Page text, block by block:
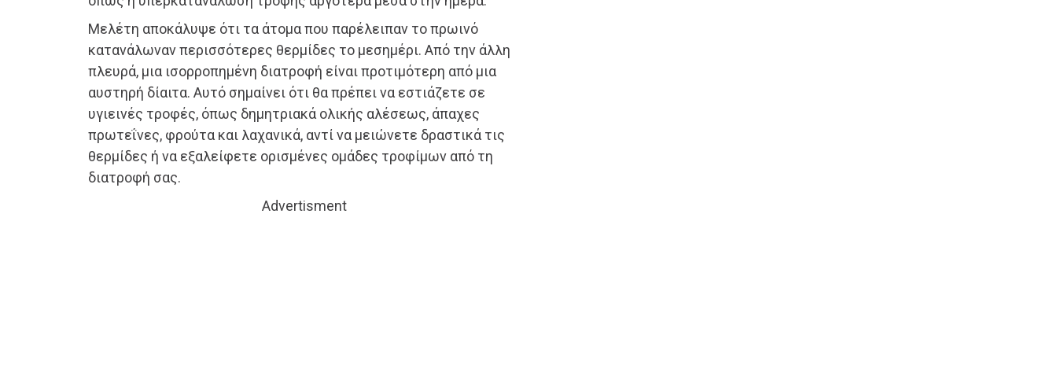
Mελέτη αποκάλυψε ότι τα άτομα που παρέλειπαν το πρωινό
κατανάλωναν περισσότερες θερμίδες το μεσημέρι. Από την άλλη
πλευρά, μια ισορροπημένη διατροφή είναι προτιμότερη από μια
αυστηρή δίαιτα. Αυτό σημαίνει ότι θα πρέπει να εστιάζετε σε
υγιεινές τροφές, όπως δημητριακά ολικής αλέσεως, άπαχες
πρωτεΐνες, φρούτα και λαχανικά, αντί να μειώνετε δραστικά τις
θερμίδες ή να εξαλείφετε ορισμένες ομάδες τροφίμων από τη
διατροφή σας.
Advertisment